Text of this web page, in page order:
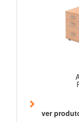
ver